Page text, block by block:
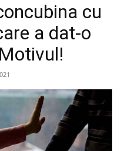
cu
a dat-o